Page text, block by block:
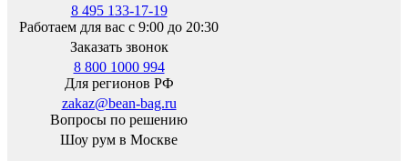
8 495 133-17-19
Работаем для вас с 9:00 до 20:30
Заказать звонок
8 800 1000 994
Для регионов РФ
zakaz@bean-bag.ru
Вопросы по решению
Шоу рум в Москве